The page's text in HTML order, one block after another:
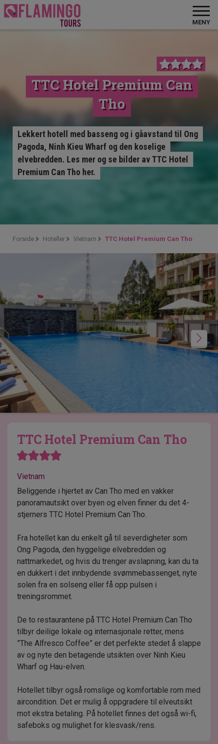
MENY
TTC Hotel Premium Can
Tho
Lekkert hotell med basseng og i gåavstand til Ong
Pagoda, Ninh Kieu Wharf og den koselige
elvebredden. Les mer og se bilder av TTC Hotel
Premium Can Tho her.
Forside Hoteller Vietnam TTC Hotel Premium Can Tho
TTC Hotel Premium Can Tho
Vietnam
Beliggende i hjertet av Can Tho med en vakker
panoramautsikt over byen og elven finner du det 4-
stjerners TTC Hotel Premium Can Tho.
Fra hotellet kan du enkelt gå til severdigheter som
Ong Pagoda, den hyggelige elvebredden og
nattmarkedet, og hvis du trenger avslapning, kan du ta
en dukkert i det innbydende svømmebassenget, nyte
solen fra en solseng eller få opp pulsen i
treningsrommet.
De to restaurantene på TTC Hotel Premium Can Tho
tilbyr deilige lokale og internasjonale retter, mens
”The Alfresco Coffee” er det perfekte stedet å slappe
av og nyte den betagende utsikten over Ninh Kieu
Wharf og Hau-elven.
Hotellet tilbyr også romslige og komfortable rom med
aircondition. Det er mulig å oppgradere til elveutsikt
mot ekstra betaling. På hotellet finnes det også wi-fi,
safeboks og mulighet for klesvask/rens.